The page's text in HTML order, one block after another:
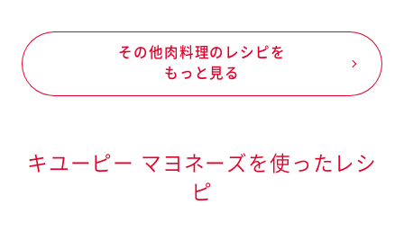
その他肉料理のレシピを
もっと見る
キユーピー マヨネーズを使ったレシ
ピ